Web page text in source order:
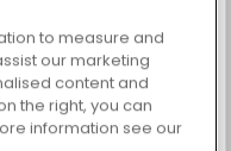
Scala 40
to measure and
our marketing
content and
the right, you can
information see our